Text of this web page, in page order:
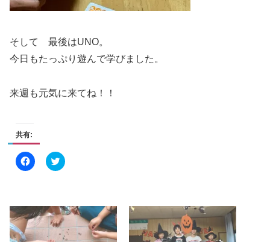
そして 最後はUNO。
今日もたっぷり遊んで学びました。
来週も元気に来てね！！
共有:
F
a
o
k
で
共
有
ク
リ
T
w
i
t
t